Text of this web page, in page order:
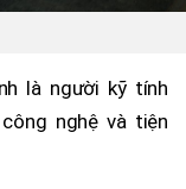
là người kỹ tính
nghệ và tiện